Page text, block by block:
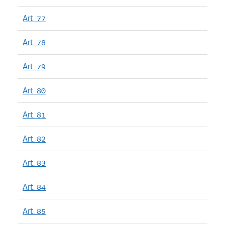
Art. 77
Art. 78
Art. 79
Art. 80
Art. 81
Art. 82
Art. 83
Art. 84
Art. 85